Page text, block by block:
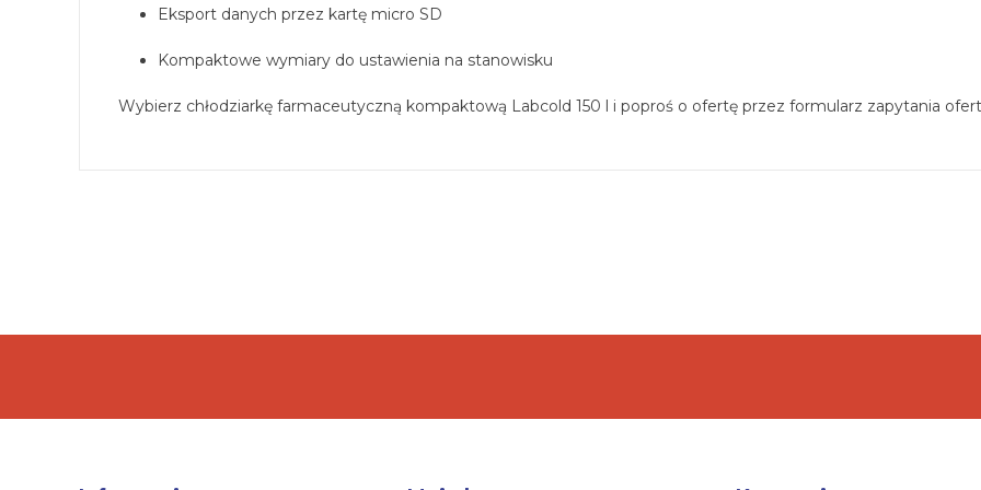
Eksport danych przez kartę micro SD
Kompaktowe wymiary do ustawienia na stanowisku
Wybierz chłodziarkę farmaceutyczną kompaktową Labcold 150 l i poproś o ofertę przez formularz zapytania